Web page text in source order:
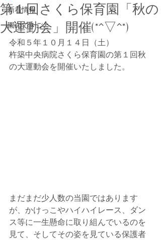
新着情報
園のできごと
第１回さくら保育園「秋の
大運動会」開催(*^▽^*)
令和５年１０月１４日（土）
杵築中央病院さくら保育園の第１回秋
の大運動会を開催いたしました。
まだまだ少人数の当園ではあります
が、かけっこやハイハイレース、ダン
ス等に一生懸命に取り組んでいるのを
見て、そしてその姿を見ている保護者